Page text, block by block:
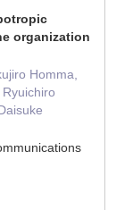
organization
Homma,